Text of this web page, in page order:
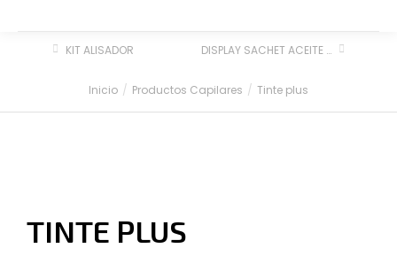
Estás aquí:Inicio Productos Capilares Tinte plus
KIT ALISADOR DISPLAY SACHET ACEITE CAPILAR
TINTE PLUS